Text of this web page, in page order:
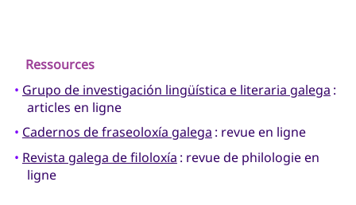
Ressources
• Grupo de investigación lingüística e literaria galega :
articles en ligne
• Cadernos de fraseoloxía galega : revue en ligne
• Revista galega de filoloxía : revue de philologie en
ligne